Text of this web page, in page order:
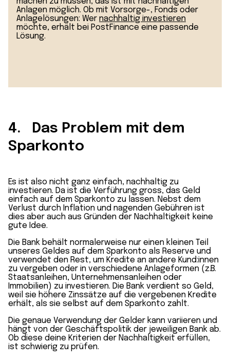
Anlagen möglich. Ob mit Vorsorge-, Fonds oder
Anlagelösungen: Wer nachhaltig investieren
möchte, erhält bei PostFinance eine passende
Lösung.
4. Das Problem mit dem
Sparkonto
Es ist also nicht ganz einfach, nachhaltig zu
investieren. Da ist die Verführung gross, das Geld
einfach auf dem Sparkonto zu lassen. Nebst dem
Verlust durch Inflation und nagenden Gebühren ist
dies aber auch aus Gründen der Nachhaltigkeit keine
gute Idee.
Die Bank behält normalerweise nur einen kleinen Teil
unseres Geldes auf dem Sparkonto als Reserve und
verwendet den Rest, um Kredite an andere Kund:innen
zu vergeben oder in verschiedene Anlageformen (z.B.
Staatsanleihen, Unternehmensanleihen oder
Immobilien) zu investieren. Die Bank verdient so Geld,
weil sie höhere Zinssätze auf die vergebenen Kredite
erhält, als sie selbst auf dem Sparkonto zahlt.
Die genaue Verwendung der Gelder kann variieren und
hängt von der Geschäftspolitik der jeweiligen Bank ab.
Ob diese deine Kriterien der Nachhaltigkeit erfüllen,
ist schwierig zu prüfen.